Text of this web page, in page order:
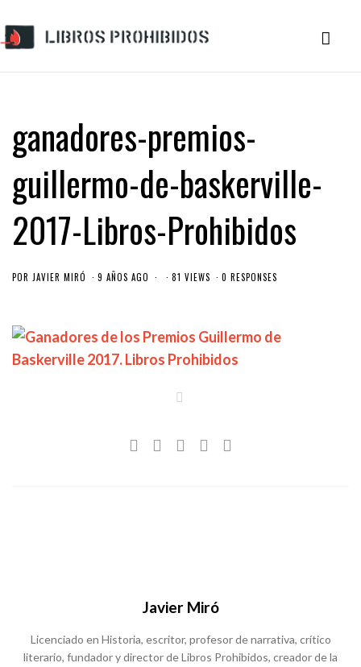
ganadores-premios-
guillermo-de-baskerville-
2017-Libros-Prohibidos
POR JAVIER MIRÓ 9 AÑOS AGO 81 VIEWS 0 RESPONSES
Javier Miró
Licenciado en Historia, escritor, profesor de narrativa, crítico
literario, fundador y director de Libros Prohibidos, creador de la